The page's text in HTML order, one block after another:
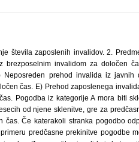
zaposlitve A oziroma 36 mesecev za ostale kategorije zaposlitve. 8. Da ne gre za sklenitev pogodbe o zaposlitvi invalida pri delodajalcu ali povezani družbi, pri kateri je invalidu prenehalo delovno razmerje v zadnjih 12 mesecih (ta pogoj ne velja za kategorijo zaposlitve E). 9. Da delodajalec ni v postopku prisilne poravnave, stečaju ali likvidaciji. 10. Da delodajalec nima neplačanih davkov in prispevkov. 11. Da delodajalec za zaposlitev brezposelnega invalida od ZRSZ ni prejel sredstev, ki predstavljajo državne pomoči za zaposlitev brezposelnega invalida. 12. Da delodajalec izpolnjuje pogoje pravila »de minimis«, po katerem do sredstev niso upravičene pravne osebe iz sektorja ribištva, ribogojstva, premogovništva, primarne proizvodnje kmetijskih proizvodov iz seznama v Prilogi I k pogodbi o ustanovitvi Evropske skupnosti (ta priloga je del razpisne dokumentacije). Nadalje velja, da podjetja v cestnoprometnem sektorju finančne spodbude ne smejo uporabiti za nabavo vozil za cestni prevoz tovora. Sredstva, dodeljena posameznemu upravičencu v zadnjih treh proračunskih letih ne smejo presegati 200.000 EUR, v primeru podjetij v cestnoprometnem sektorju pa ne smejo presegati 100.000 EUR. 4. Kdo lahko kandidira na razpisu Na razpis se lahko prijavijo delodajalci (pravne in fizične osebe ali samozaposleni invalidi), ki so registrirani v Republiki Sloveniji, izpolnjujejo razpisne pogoje in so v času med 1. 10. 2007 in 30. 9. 2008 zaposlili enega ali več invalidov. Samozaposleni invalidi imajo iz tega razpisa enake dolžnosti in pravice kot delodajalci. 5. Način in rok prijave Popolna vloga v skladu s prejetimi navodili mora biti poslana po pošti – priporočeno s povratnico ali oddana osebno na naslov: Sklad Republike Slovenije za vzpodbujanje zaposlovanja invalidov, Zemljemerska 12, 1000 Ljubljana. Vloge morajo biti oddane v zaprti ovojnici z navedbo: »Ne odpiraj – javni razpis za finančne vzpodbude delodajalcem za zaposlitev invalidov v letu 2008« in s polnim naslovom pošiljatelja. Kot pravočasne se bodo štele vloge, ki bodo na Sklad prispele najkasneje do 6. 10. 2008, do 12. ure. Nepravočasne ali nepravilno označene vloge bodo vrnjene prijaviteljem. Iz nadaljnjega postopka obravnave bodo izločene vse vloge, ki ne bodo oddane na predpisanih obrazcih. 6. Popolna vloga Vloga je popolna, če prijavitelj predloži pravilno izpolnjene, podpisane in žigosane dokumente po naslednjem vrstnem redu: a) Obrazec JR – 1, podatki o delodajalcu in izjave. b) Obrazec JR – 2, abecedni seznam na novo zaposlenih invalidov v obdobju med 1. 10. 2007 in 30. 9. 2008 in invalidov, ki jim je bila v tem obdobju pogodba o zaposlitvi za določen čas spremenjena v pogodbo o zaposlitvi za nedoločen čas. c) Obrazec JR – 3, potrjen s strani Zavoda RS za zaposlovanje (original). Pri kategoriji zaposlitve E je potrebno ta obrazec izpolniti samo v delu, kjer ZRSZ potrjuje, da za prijavljenega invalida delodajalec od ZRSZ ni prejel finančnih sredstev, ki predstavljajo državno pomoč za zaposlitev brezposelnega invalida iz programa aktivne politike zaposlovanja. d) Izpis iz poslovnega registra Slovenije (AJPES), ali drug